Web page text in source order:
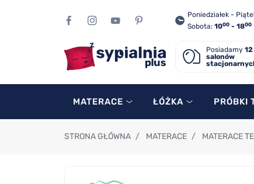
Poniedziałek -
Sobota: 1000 - 1800
Posiadamy 12
salonów
MATERACE ŁÓŻKA PRÓBKI
STRONA GŁÓWNA / MATERACE / MATERACE